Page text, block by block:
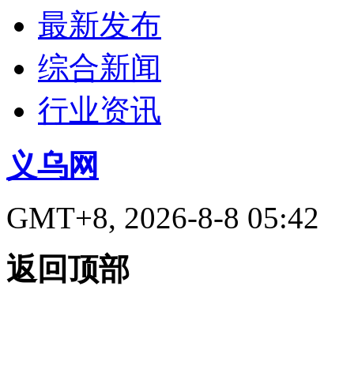
最新发布
综合新闻
行业资讯
义乌网
GMT+8, 2026-8-8 05:42
返回顶部